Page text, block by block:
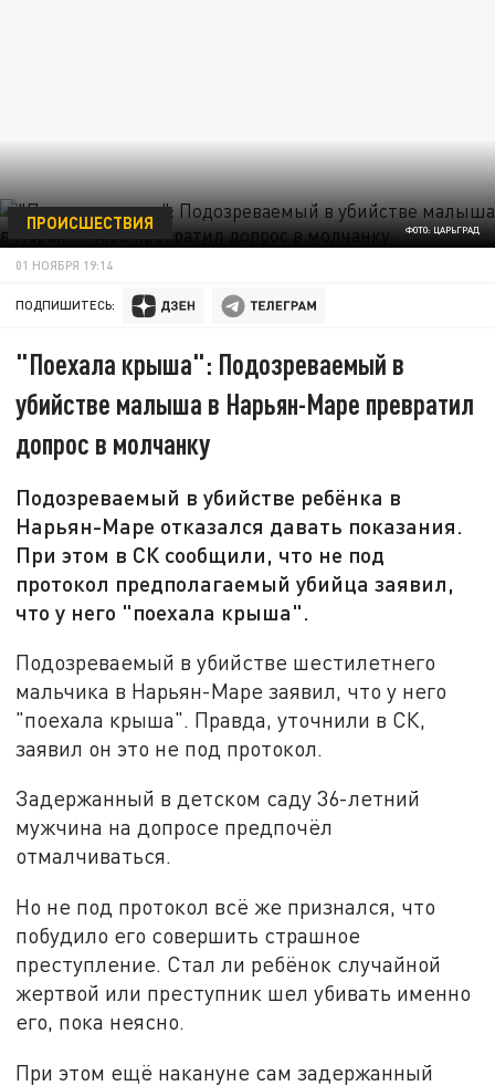
ФОТО: ЦАРЬГРАД
ПРОИСШЕСТВИЯ
01 НОЯБРЯ 19:14
ПОДПИШИТЕСЬ:
"Поехала крыша": Подозреваемый в
убийстве малыша в Нарьян-Маре превратил
допрос в молчанку
Подозреваемый в убийстве ребёнка в
Нарьян-Маре отказался давать показания.
При этом в СК сообщили, что не под
протокол предполагаемый убийца заявил,
что у него "поехала крыша".
Подозреваемый в убийстве шестилетнего
мальчика в Нарьян-Маре заявил, что у него
"поехала крыша". Правда, уточнили в СК,
заявил он это не под протокол.
Задержанный в детском саду 36-летний
мужчина на допросе предпочёл
отмалчиваться.
Но не под протокол всё же признался, что
побудило его совершить страшное
преступление. Стал ли ребёнок случайной
жертвой или преступник шел убивать именно
его, пока неясно.
При этом ещё накануне сам задержанный